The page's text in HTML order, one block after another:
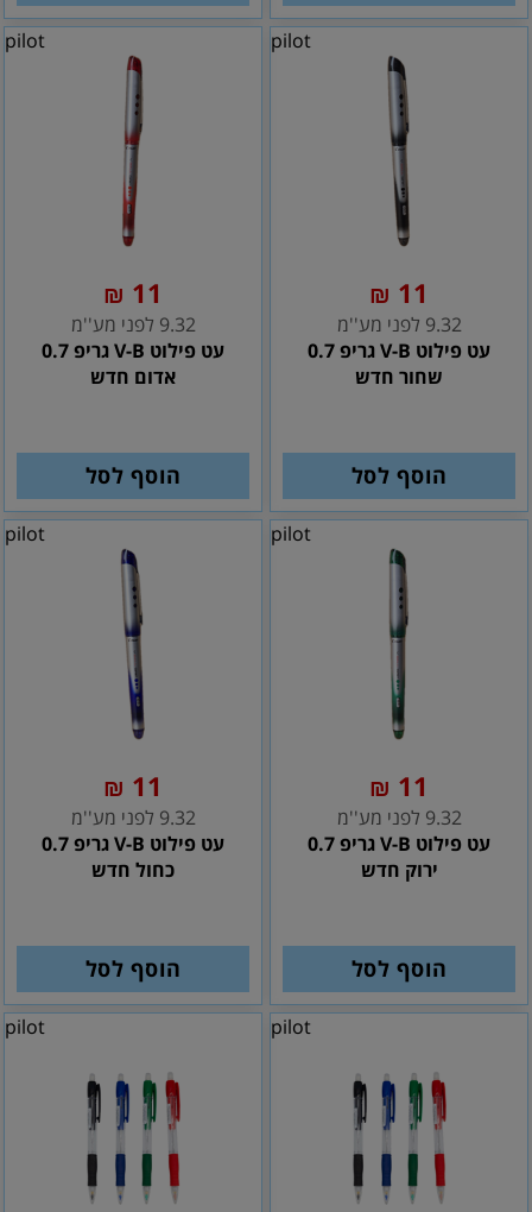
pilot
11
₪
9.32 לפני מע''מ
עט פילוט V-B גריפ 0.7
שחור חדש
הוסף לסל
pilot
11
₪
9.32 לפני מע''מ
עט פילוט V-B גריפ 0.7
אדום חדש
הוסף לסל
pilot
11
₪
9.32 לפני מע''מ
עט פילוט V-B גריפ 0.7
ירוק חדש
הוסף לסל
pilot
11
₪
9.32 לפני מע''מ
עט פילוט V-B גריפ 0.7
כחול חדש
הוסף לסל
pilot
pilot